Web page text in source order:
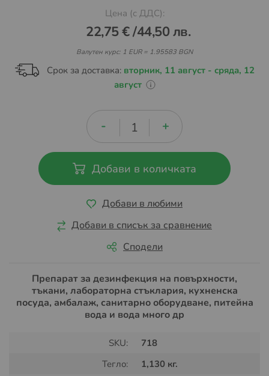
Цена (с ДДС):
22,75 €/44,50 лв.
Валутен курс: 1 EUR = 1.95583 BGN
Срок за доставка: вторник, 11 август - сряда, 12
август
Добави в количката
Добави в любими
Добави в списък за сравнение
Сподели
Препарат за дезинфекция на повърхности,
тъкани, лабораторна стъклария, кухненска
посуда, амбалаж, санитарно оборудване, питейна
вода и вода много др
SKU:
718
Тегло:
1,130 кг.